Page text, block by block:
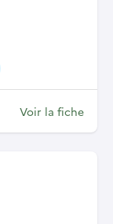
Voir la fiche